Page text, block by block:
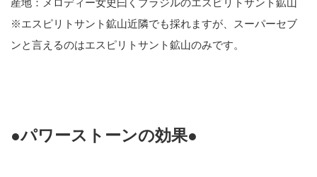
産地：メロディー女史曰くブラジルのエスピリトサント鉱山
※エスピリトサント鉱山近隣でも採れますが、スーパーセブ
ンと言えるのはエスピリトサント鉱山のみです。
●パワーストーンの効果●